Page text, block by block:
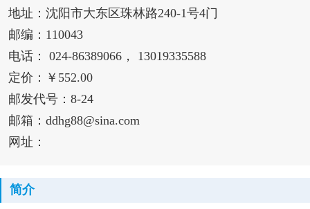
地址：沈阳市大东区珠林路240-1号4门
邮编：110043
电话： 024-86389066， 13019335588
定价：￥552.00
邮发代号：8-24
邮箱：ddhg88@sina.com
网址：
简介